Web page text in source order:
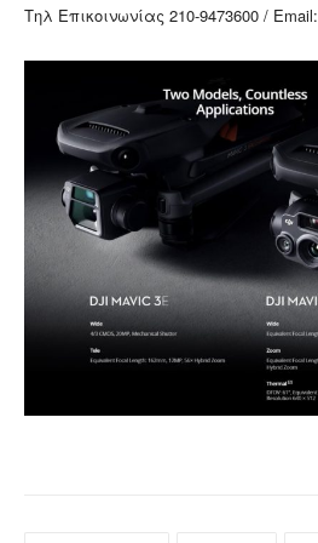
Τηλ Επικοινωνίας 210-9473600 / Email: